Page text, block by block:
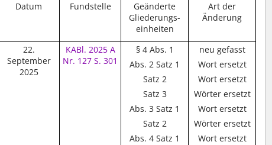
Datum Fundstelle
Geänderte
Gliederungs-
einheiten
Art der
Änderung
22.
September
2025
KABl. 2025 A
Nr. 127 S. 301
§ 4 Abs. 1
neu gefasst
Abs. 2 Satz 1
Wort ersetzt
Satz 2
Wort ersetzt
Satz 3
Wörter ersetzt
Abs. 3 Satz 1
Wort ersetzt
Satz 2
Wörter ersetzt
Abs. 4 Satz 1
Wort ersetzt